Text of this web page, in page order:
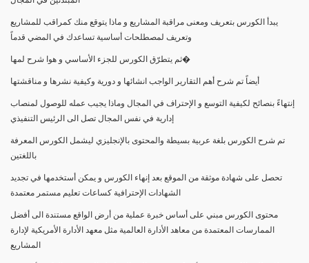
يبدأ الكورس بتعريف ومعنى مراقبة المشاريع و ماذا يتوقع منك كمراقب للمشاريع
وتعريف لمصطلحات أساسية تساعدك في المضي قدماً
ثم يتطرّق الكورس للجزء الأساسي و هوا شرح لمها�
أيضاً تم شرح أهم التقارير الواجب انشائها و دورية وكيفية نشرها و مناقشتها
إنتهاءً بنصائح لكيفية التوسع و الإحتراف في المجال وماذا يجيب عمله للوصول لمنصاب
إدارية في نفس المجال تصل الى الرئيس التنفيذي
تم شرح الكورس بلغة عربية بسيطة والمحتوى بالإنجليزي ليشمل الكورس المعرفة
باللغتين
تحصل على شهادة موثقة من الموقع بعد إنهاء الكورس و يمكن أستخدمها في تجديد
الشهادات الإحترافية كساعات تعليم مستمر معتمدة
محتوى الكورس مبني على أساس خبرة عملية من أرض الواقع مستندة الى أفضل
الممارسات المعتمدة من معاهد الأدارة العالمية مثل معهد الأدارة الأمريكية لإدارة
المشاريع